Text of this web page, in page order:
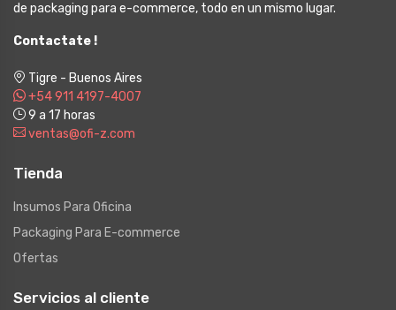
de packaging para e-commerce, todo en un mismo lugar.
Contactate !
Tigre - Buenos Aires
+54 911 4197-4007
9 a 17 horas
ventas@ofi-z.com
Tienda
Insumos Para Oficina
Packaging Para E-commerce
Ofertas
Servicios al cliente